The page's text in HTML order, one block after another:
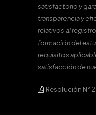
satisfactorio y
transparencia y
relativos al
formación del
requisitos
satisfacción de
Resolución N°